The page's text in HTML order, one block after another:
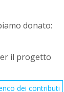
donato:
il progetto
dei contributi